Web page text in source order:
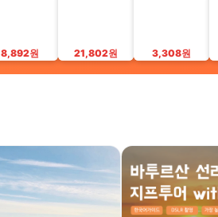
8,892원 21,802원 3,308원